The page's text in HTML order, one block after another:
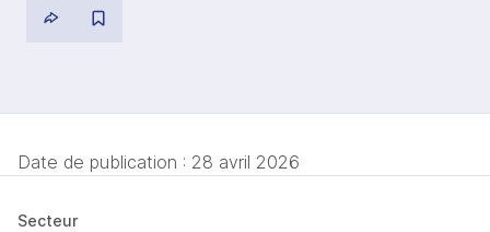
Date de publication : 28 avril 2026
Secteur